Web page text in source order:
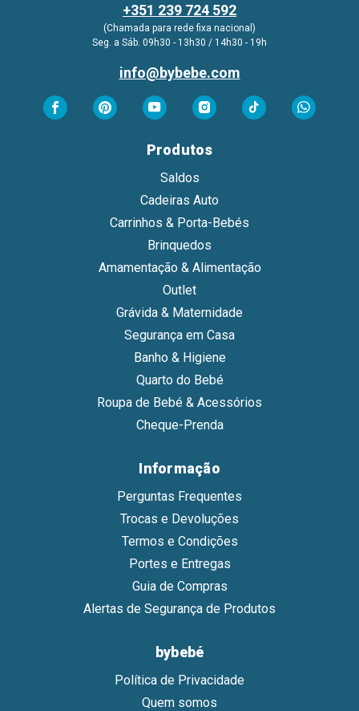
+351 239 724 592
(Chamada para rede fixa nacional)
Seg. a Sáb. 09h30 - 13h30 / 14h30 - 19h
info@bybebe.com
Produtos
Saldos
Cadeiras Auto
Carrinhos & Porta-Bebés
Brinquedos
Amamentação & Alimentação
Outlet
Grávida & Maternidade
Segurança em Casa
Banho & Higiene
Quarto do Bebé
Roupa de Bebé & Acessórios
Cheque-Prenda
Informação
Perguntas Frequentes
Trocas e Devoluções
Termos e Condições
Portes e Entregas
Guia de Compras
Alertas de Segurança de Produtos
bybebé
Política de Privacidade
Quem somos